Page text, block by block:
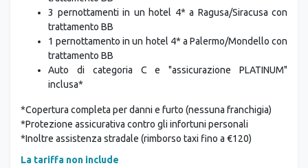
1 pernottamento in un hotel 4* a Palermo/Mondello con
trattamento BB
Auto di categoria C e "assicurazione PLATINUM"
inclusa*
*Copertura completa per danni e furto (nessuna franchigia)
*Protezione assicurativa contro gli infortuni personali
*Inoltre assistenza stradale (rimborso taxi fino a €120)
La tariffa non include
Tassa di soggiorno (da pagare in loco)
Pasti e bevande